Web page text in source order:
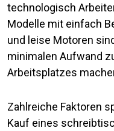
technologisch
Modelle mit einfach
und leise Motoren
minimalen Aufwand
Arbeitsplatzes
Zahlreiche Faktoren
Kauf eines